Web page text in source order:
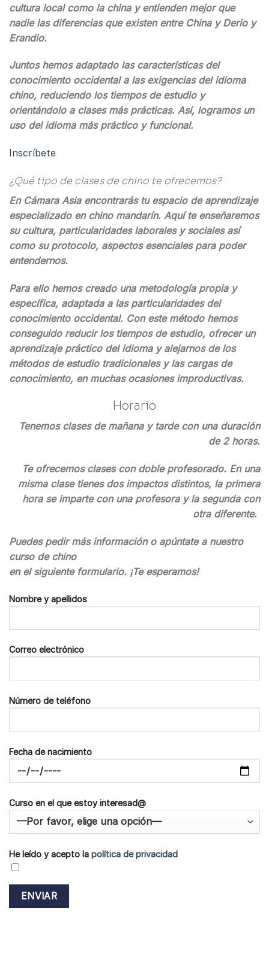
cultura local como la china y entienden mejor que
nadie las diferencias que existen entre China y Derio y
Erandio.
Juntos hemos adaptado las características del
conocimiento occidental a las exigencias del idioma
chino, reduciendo los tiempos de estudio y
orientándolo a clases más prácticas. Así, logramos un
uso del idioma más práctico y funcional.
Inscríbete
¿Qué tipo de clases de chino te ofrecemos?
En Cámara Asia encontrarás tu espacio de aprendizaje
especializado en chino mandarín. Aquí te enseñaremos
su cultura, particularidades laborales y sociales así
como su protocolo, aspectos esenciales para poder
entendernos.
Para ello hemos creado una metodología propia y
específica, adaptada a las particularidades del
conocimiento occidental. Con este método hemos
conseguido reducir los tiempos de estudio, ofrecer un
aprendizaje práctico del idioma y alejarnos de los
métodos de estudio tradicionales y las cargas de
conocimiento, en muchas ocasiones improductivas.
Horario
Tenemos clases de mañana y tarde con una duración
de 2 horas.
Te ofrecemos clases con doble profesorado. En una
misma clase tienes dos impactos distintos, la primera
hora se imparte con una profesora y la segunda con
otra diferente.
Puedes pedir más información o apúntate a nuestro
curso de chino
en el siguiente formulario. ¡Te esperamos!
Nombre y apellidos
Correo electrónico
Número de teléfono
Fecha de nacimiento
Curso en el que estoy interesad@
He leído y acepto la política de privacidad